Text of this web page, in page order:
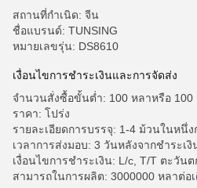
สถานที่กำเนิด: จีน
ชื่อแบรนด์: TUNSING
หมายเลขรุ่น: DS8610
เงื่อนไขการชำระเงินและการจัดส่ง
จำนวนสั่งซื้อขั้นต่ำ: 100 หลาหรือ 100
ราคา: โปร่ง
รายละเอียดการบรรจุ: 1-4 ม้วนในหนึ่
เวลาการส่งมอบ: 3 วันหลังจากชำระเงิ
เงื่อนไขการชำระเงิน: L/c, T/T ตะวัน
สามารถในการผลิต: 3000000 หลาต่อ